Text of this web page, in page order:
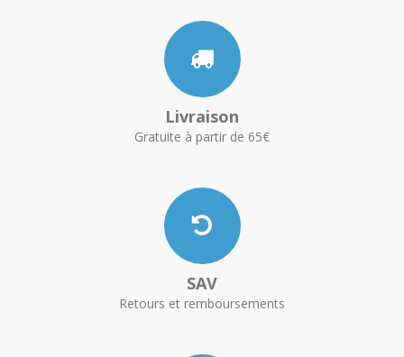
Livraison
Gratuite à partir de 65€
SAV
Retours et remboursements